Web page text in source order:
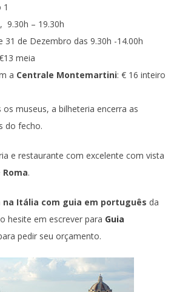
1
9.30h – 19.30h
31 de Dezembro das 9.30h -14.00h
meia
a Centrale Montemartini: € 16 inteiro
museus, a bilheteria encerra as
do fecho.
e restaurante com excelente com vista
Roma.
na Itália com guia em português da
hesite em escrever para Guia
pedir seu orçamento.